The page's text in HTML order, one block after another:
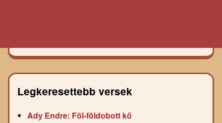
Legkeresettebb versek
Ady Endre: Föl-földobott kő